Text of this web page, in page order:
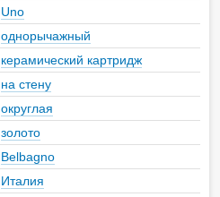
Uno
однорычажный
керамический картридж
на стену
округлая
золото
Belbagno
Италия